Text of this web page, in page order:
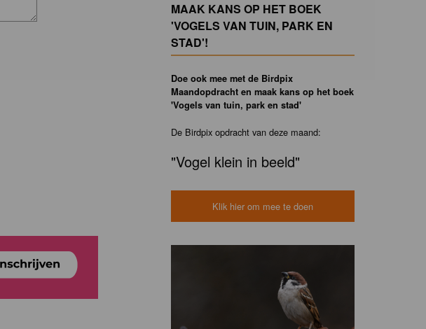
MAAK KANS OP HET BOEK
'VOGELS VAN TUIN, PARK EN
STAD'!
Doe ook mee met de Birdpix
Maandopdracht en maak kans op het boek
'Vogels van tuin, park en stad'
De Birdpix opdracht van deze maand:
"Vogel klein in beeld"
Klik hier om mee te doen